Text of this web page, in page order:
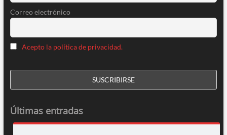
Correo electrónico
Acepto la política de privacidad.
Últimas entradas